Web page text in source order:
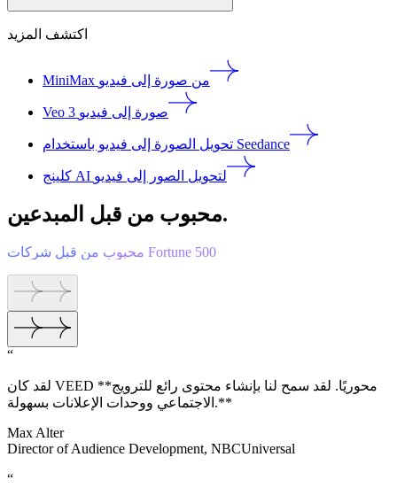
اكتشف المزيد
MiniMax من صورة إلى فيديو
Veo 3 صورة إلى فيديو
تحويل الصورة إلى فيديو باستخدام Seedance
كلينج AI لتحويل الصور إلى فيديو
محبوب من قبل المبدعين.
محبوب من قبل شركات Fortune 500
“
لقد كان VEED محوريًا. لقد سمح لنا بإنشاء محتوى رائع للترويج**
الاجتماعي ووحدات الإعلانات بسهولة.**
Max Alter
Director of Audience Development, NBCUniversal
“